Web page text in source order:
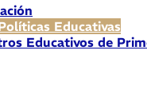
Educativas
Educativos de